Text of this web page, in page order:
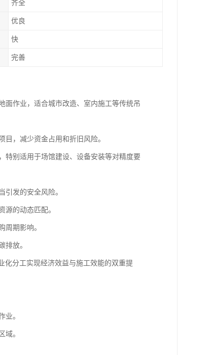
齐全
优良
快
完善
面作业，适合城市改造、室内施工等传统吊
，减少资金占用和折旧风险。
特别适用于场馆建设、设备安装等对精度要
引发的安全风险。
源的动态匹配。
周期影响。
排放。
化分工实现经济效益与施工效能的双重提
业。
域。